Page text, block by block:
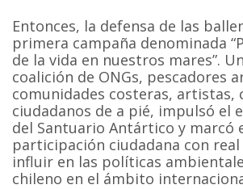
Entonces, la defensa de las
primera campaña denominada
de la vida en nuestros mares”.
coalición de ONGs, pescadores
comunidades costeras, artistas,
ciudadanos de a pié, impulsó el
del Santuario Antártico y marcó
participación ciudadana con real
influir en las políticas
chileno en el ámbito